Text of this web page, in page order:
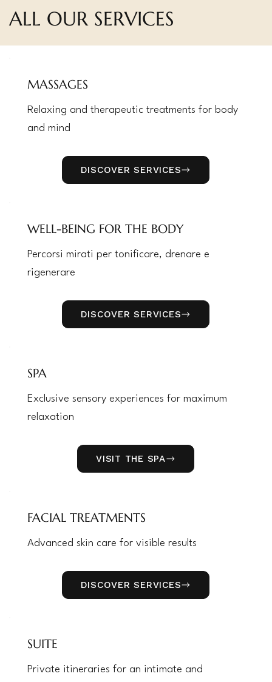
ALL OUR SERVICES
MASSAGES
Relaxing and therapeutic treatments for body
and mind
DISCOVER SERVICES
WELL-BEING FOR THE BODY
Percorsi mirati per tonificare, drenare e
rigenerare
DISCOVER SERVICES
SPA
Exclusive sensory experiences for maximum
relaxation
VISIT THE SPA
FACIAL TREATMENTS
Advanced skin care for visible results
DISCOVER SERVICES
SUITE
Private itineraries for an intimate and